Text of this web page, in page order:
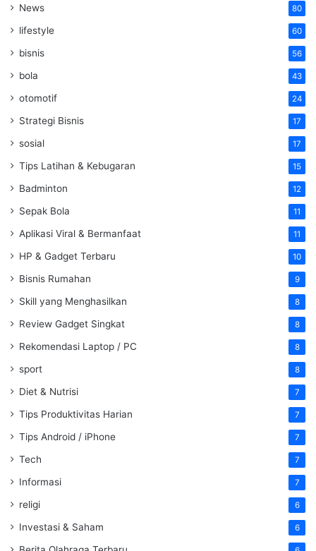
News 80
lifestyle 60
bisnis 56
bola 43
otomotif 24
Strategi Bisnis 17
sosial 17
Tips Latihan & Kebugaran 15
Badminton 12
Sepak Bola 11
Aplikasi Viral & Bermanfaat 11
HP & Gadget Terbaru 10
Bisnis Rumahan 9
Skill yang Menghasilkan 8
Review Gadget Singkat 8
Rekomendasi Laptop / PC 8
sport 8
Diet & Nutrisi 7
Tips Produktivitas Harian 7
Tips Android / iPhone 7
Tech 7
Informasi 7
religi 6
Investasi & Saham 6